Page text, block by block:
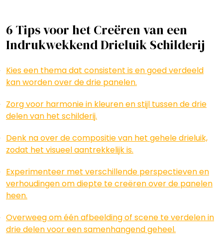
6 Tips voor het Creëren van een
Indrukwekkend Drieluik Schilderij
Kies een thema dat consistent is en goed verdeeld
kan worden over de drie panelen.
Zorg voor harmonie in kleuren en stijl tussen de drie
delen van het schilderij.
Denk na over de compositie van het gehele drieluik,
zodat het visueel aantrekkelijk is.
Experimenteer met verschillende perspectieven en
verhoudingen om diepte te creëren over de panelen
heen.
Overweeg om één afbeelding of scene te verdelen in
drie delen voor een samenhangend geheel.